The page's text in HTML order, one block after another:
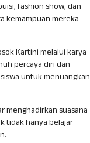
fashion show, dan
kemampuan mereka
Kartini melalui karya
percaya diri dan
untuk menuangkan
menghadirkan suasana
tidak hanya belajar